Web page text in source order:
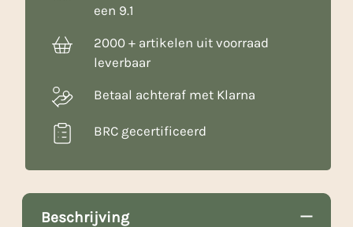
een 9.1
2000 + artikelen uit voorraad
leverbaar
Betaal achteraf met Klarna
BRC gecertificeerd
Beschrijving